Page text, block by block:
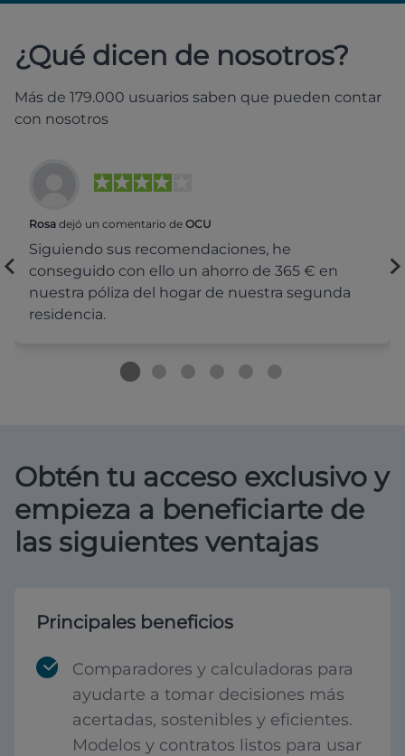
¿Qué dicen de nosotros?
Más de 179.000 usuarios saben que pueden contar
con nosotros
Rosa dejó un comentario de OCU
Siguiendo sus recomendaciones, he
conseguido con ello un ahorro de 365 € en
nuestra póliza del hogar de nuestra segunda
residencia.
Obtén tu acceso exclusivo y
empieza a beneficiarte de
las siguientes ventajas
Principales beneficios
Comparadores y calculadoras para
ayudarte a tomar decisiones más
acertadas, sostenibles y eficientes.
Modelos y contratos listos para usar